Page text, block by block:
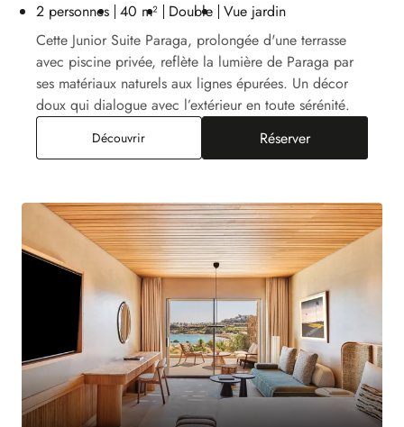
2 personnes 40 m² Double Vue jardin
Cette Junior Suite Paraga, prolongée d'une terrasse
avec piscine privée, reflète la lumière de Paraga par
ses matériaux naturels aux lignes épurées. Un décor
doux qui dialogue avec l’extérieur en toute sérénité.
DécouvrirJunior Suite Paraga Piscine Privée
Réserver